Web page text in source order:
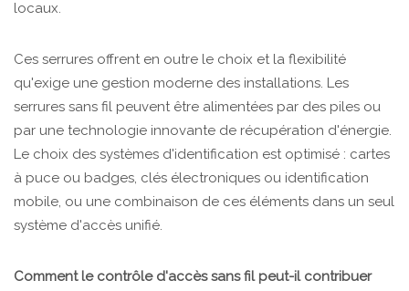
locaux.
Ces serrures offrent en outre le choix et la flexibilité
qu'exige une gestion moderne des installations. Les
serrures sans fil peuvent être alimentées par des piles ou
par une technologie innovante de récupération d'énergie.
Le choix des systèmes d'identification est optimisé : cartes
à puce ou badges, clés électroniques ou identification
mobile, ou une combinaison de ces éléments dans un seul
système d'accès unifié.
Comment le contrôle d'accès sans fil peut-il contribuer